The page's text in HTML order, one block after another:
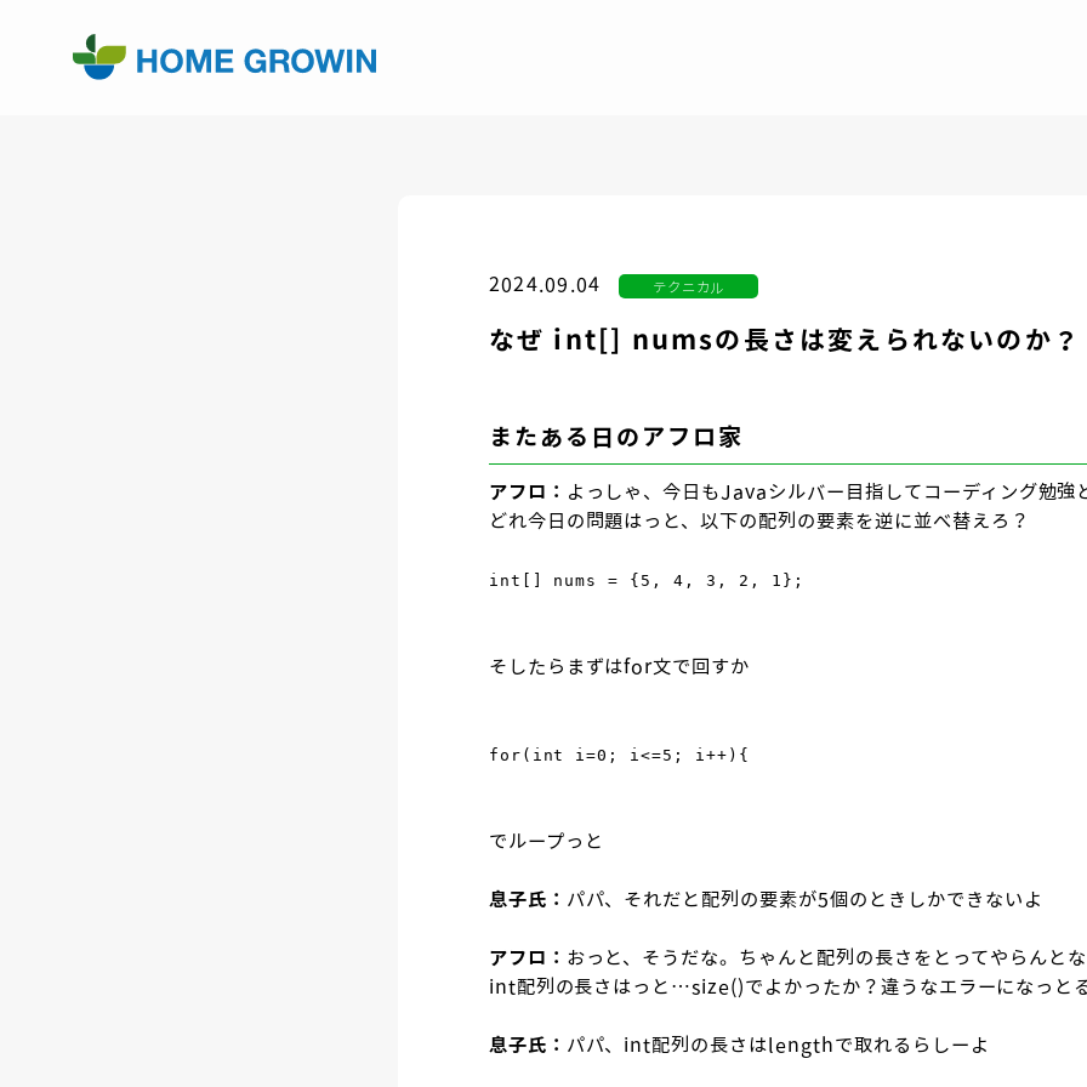
2024.09.04 テクニカル
なぜ int[] numsの長さは変えられないのか？
またある日のアフロ家
アフロ： よっしゃ、今日もJavaシルバー目指してコーディング勉強
どれ今日の問題はっと、以下の配列の要素を逆に並べ替えろ？
int[] nums = {5, 4, 3, 2, 1};
そしたらまずはfor文で回すか
for(int i=0; i<=5; i++){
でループっと
息子氏： パパ、それだと配列の要素が5個のときしかできないよ
アフロ： おっと、そうだな。ちゃんと配列の長さをとってやらんとな
int配列の長さはっと…size()でよかったか？違うなエラーになっと
息子氏： パパ、int配列の長さはlengthで取れるらしーよ